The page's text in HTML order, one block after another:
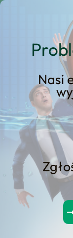
Nasi
Przejdź
owiednie
warto
umowy pożyczki.
podatkowe jest